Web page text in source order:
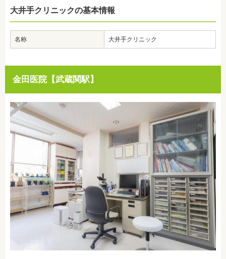
大井手クリニックの基本情報
名称 大井手クリニック
金田医院【武蔵関駅】